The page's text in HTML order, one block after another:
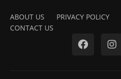
ABOUT US PRIVACY POLICY
CONTACT US